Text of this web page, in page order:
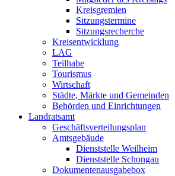
Kreisgremien
Sitzungstermine
Sitzungsrecherche
Kreisentwicklung
LAG
Teilhabe
Tourismus
Wirtschaft
Städte, Märkte und Gemeinden
Behörden und Einrichtungen
Landratsamt
Geschäftsverteilungsplan
Amtsgebäude
Dienststelle Weilheim
Dienststelle Schongau
Dokumentenausgabebox